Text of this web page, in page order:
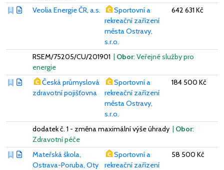
Veolia Energie ČR, a.s.
Sportovní a
rekreační zařízení
města Ostravy,
s.r.o.
642 631 Kč
RSEM/75205/CU/201901 | Obor: Veřejné služby pro
energie
Česká průmyslová
zdravotní pojišťovna
Sportovní a
rekreační zařízení
města Ostravy,
s.r.o.
184 500 Kč
dodatek č. 1 - změna maximální výše úhrady | Obor:
Zdravotní péče
Mateřská škola,
Ostrava-Poruba, Oty
Sportovní a
rekreační zařízení
58 500 Kč